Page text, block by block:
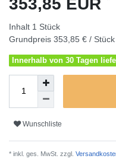
353,85 EUR
Inhalt 1 Stück
Grundpreis 353,85 € / Stück
Innerhalb von 30 Tagen
Wunschliste
* inkl. ges. MwSt. zzgl.